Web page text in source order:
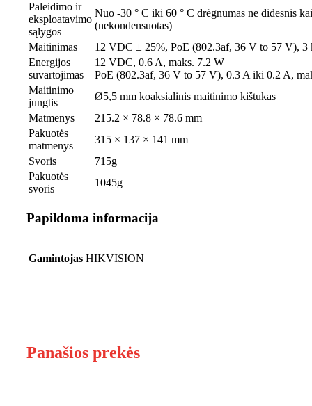
Paleidimo ir
eksploatavimo
sąlygos
Nuo -30 ° C iki 60 ° C drėgnumas ne didesnis
(nekondensuotas)
Maitinimas
12 VDC ± 25%, PoE (802.3af, 36 V to 57 V), 3
Energijos
suvartojimas
12 VDC, 0.6 A, maks. 7.2 W
PoE (802.3af, 36 V to 57 V), 0.3 A iki 0.2 A,
Maitinimo
jungtis
Ø5,5 mm koaksialinis maitinimo kištukas
Matmenys
215.2 × 78.8 × 78.6 mm
Pakuotės
matmenys
315 × 137 × 141 mm
Svoris
715g
Pakuotės
svoris
1045g
Papildoma informacija
Gamintojas HIKVISION
Panašios prekės